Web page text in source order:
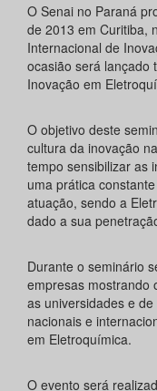
O Senai no Paraná
de 2013 em Curitiba,
Internacional de
ocasião será lançado
Inovação em
O objetivo deste
cultura da inovação
tempo sensibilizar as
uma prática
atuação, sendo a
dado a sua
Durante o seminário
empresas mostrando
as universidades e
nacionais e
em Eletroquímica.
O evento será